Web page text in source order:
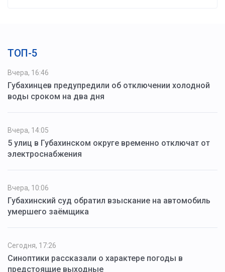
ТОП-5
Вчера, 16:46
Губахинцев предупредили об отключении холодной
воды сроком на два дня
Вчера, 14:05
5 улиц в Губахинском округе временно отключат от
электроснабжения
Вчера, 10:06
Губахинский суд обратил взыскание на автомобиль
умершего заёмщика
Сегодня, 17:26
Синоптики рассказали о характере погоды в
предстоящие выходные